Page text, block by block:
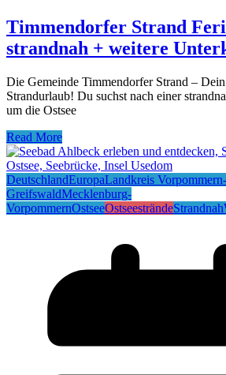
Timmendorfer Strand
strandnah + weitere
Die Gemeinde Timmendorfer Strand –
Strandurlaub! Du suchst nach einer
um die Ostsee
Read More
DeutschlandEuropaLandkreis Vorpommern-
GreifswaldMecklenburg-
VorpommernOstseeOstseesträndeStrandnah